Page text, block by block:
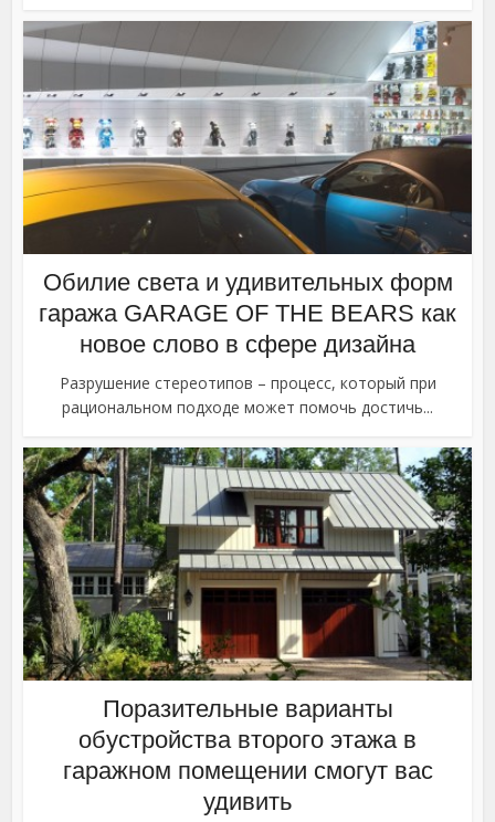
Обилие света и удивительных форм
гаража GARAGE OF THE BEARS как
новое слово в сфере дизайна
Разрушение стереотипов – процесс, который при
рациональном подходе может помочь достичь...
Поразительные варианты
обустройства второго этажа в
гаражном помещении смогут вас
удивить